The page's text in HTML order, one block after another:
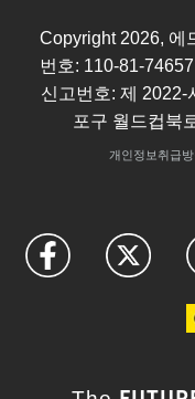
Copyright 2026, 에
번호: 110-81-
신고번호: 제 2022-
포구 월드컵북
개인정보취급방